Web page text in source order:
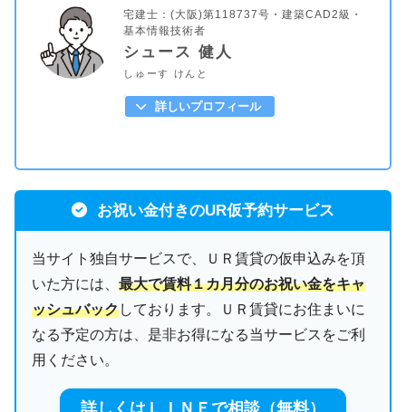
宅建士：(大阪)第118737号・建築CAD2級・
基本情報技術者
シュース 健人
しゅーす けんと
詳しいプロフィール
お祝い金付きのUR仮予約サービス
当サイト独自サービスで、ＵＲ賃貸の仮申込みを頂
いた方には、最大で賃料１カ月分のお祝い金をキャ
ッシュバックしております。ＵＲ賃貸にお住まいに
なる予定の方は、是非お得になる当サービスをご利
用ください。